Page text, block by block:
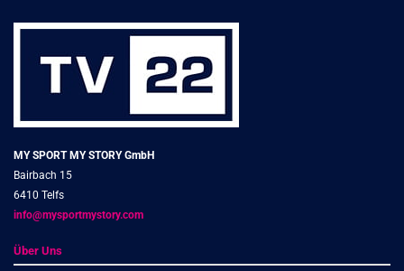
MY SPORT MY STORY GmbH
Bairbach 15
6410 Telfs
info@mysportmystory.com
Über Uns